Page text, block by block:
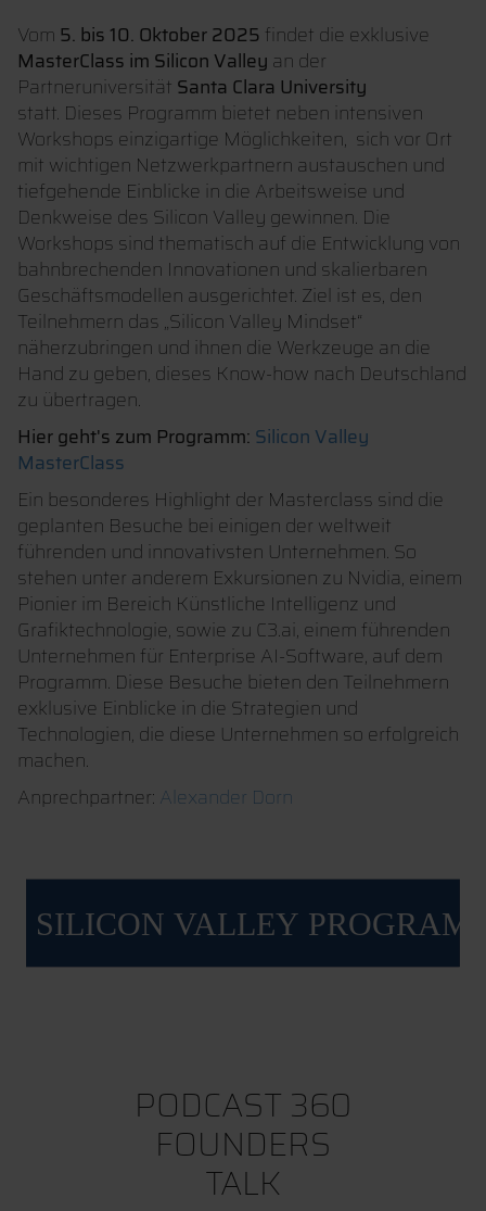
Vom 5. bis 10. Oktober 2025 findet die exklusive
MasterClass im Silicon Valley an der
Partneruniversität Santa Clara University
statt. Dieses Programm bietet neben intensiven
Workshops einzigartige Möglichkeiten, sich vor Ort
mit wichtigen Netzwerkpartnern austauschen und
tiefgehende Einblicke in die Arbeitsweise und
Denkweise des Silicon Valley gewinnen. Die
Workshops sind thematisch auf die Entwicklung von
bahnbrechenden Innovationen und skalierbaren
Geschäftsmodellen ausgerichtet. Ziel ist es, den
Teilnehmern das „Silicon Valley Mindset“
näherzubringen und ihnen die Werkzeuge an die
Hand zu geben, dieses Know-how nach Deutschland
zu übertragen.
Hier geht's zum Programm: Silicon Valley
MasterClass
Ein besonderes Highlight der Masterclass sind die
geplanten Besuche bei einigen der weltweit
führenden und innovativsten Unternehmen. So
stehen unter anderem Exkursionen zu Nvidia, einem
Pionier im Bereich Künstliche Intelligenz und
Grafiktechnologie, sowie zu C3.ai, einem führenden
Unternehmen für Enterprise AI-Software, auf dem
Programm. Diese Besuche bieten den Teilnehmern
exklusive Einblicke in die Strategien und
Technologien, die diese Unternehmen so erfolgreich
machen.
Anprechpartner: Alexander Dorn
PODCAST 360
FOUNDERS
TALK